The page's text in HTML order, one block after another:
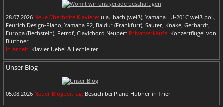
28.07.2026 Neue überholte Klaviere: u.a. Ibach (weiß), Yamaha LU-201C weiß pol.,
Feurich Design-Piano, Yamaha P2, Baldur (Frankfurt), Sauter, Knake, Gerhardt,
Europa (Bechstein), Petrof, Clavichord Neupert Privatverkäufe: Konzertflügel von
Blüthner
In Arbeit: Klavier Uebel & Lechleiter
Unser Blog
05.08.2026 Neuer Blogbeitrag: Besuch bei Piano Hübner in Trier